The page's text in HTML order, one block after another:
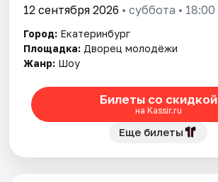
12 сентября 2026 • суббота • 18:00
Город: Екатеринбург
Площадка: Дворец молодёжи
Жанр: Шоу
Билеты со скидкой
на Kassir.ru
Еще билеты